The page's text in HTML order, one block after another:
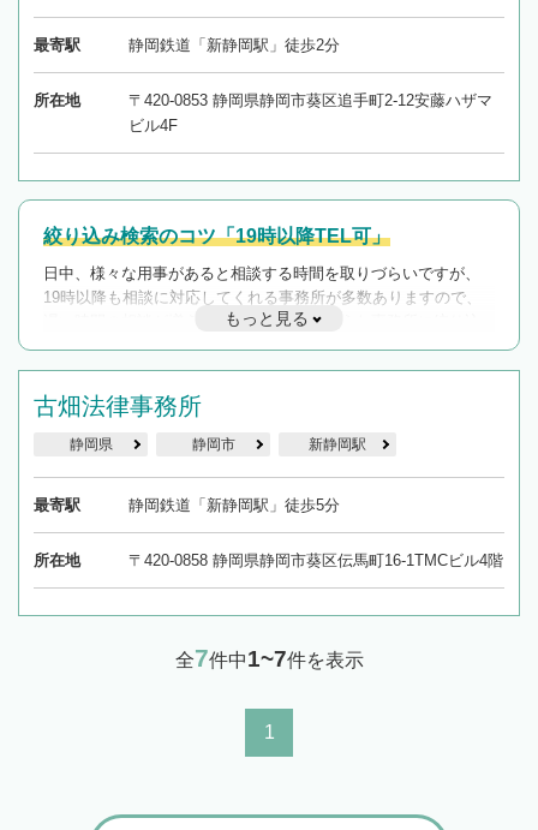
最寄駅 静岡鉄道「新静岡駅」徒歩2分
所在地
〒420-0853 静岡県静岡市葵区追手町2-12安藤ハザマ
ビル4F
絞り込み検索のコツ「19時以降TEL可」
日中、様々な用事があると相談する時間を取りづらいですが、
19時以降も相談に対応してくれる事務所が多数ありますので、
遅い時間の相談が増えそうな場合はそのような事務所に絞り込
んで検索してみましょう。
もっと見る
古畑法律事務所
静岡県 静岡市 新静岡駅
最寄駅 静岡鉄道「新静岡駅」徒歩5分
所在地 〒420-0858 静岡県静岡市葵区伝馬町16-1TMCビル4階
全7件中1~7件を表示
1